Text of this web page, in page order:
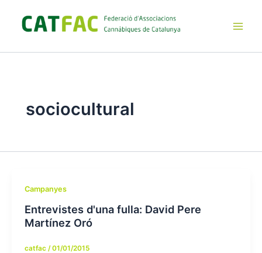
contenido
sociocultural
Campanyes
Entrevistes d'una fulla: David Pere
Martínez Oró
catfac /01/01/2015